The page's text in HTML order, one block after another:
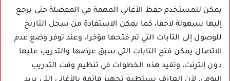
يمكن للمستخدم حفظ الأغاني المهمة في المفضلة حتى يرجع
إليها بسهولة لاحقا، كما يمكن الاستفادة من سجل التاريخ
للوصول إلى التابات التي تم فتحها مؤخرا، وعند توفر وضع عدم
الاتصال يمكن فتح التابات التي سبق عرضها والتدريب عليها
دون إنترنت، وتفيد هذه الخطوات في تنظيم وقت التدريب